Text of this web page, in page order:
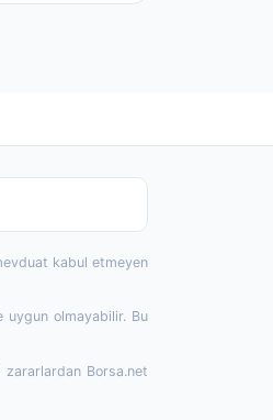
kabul etmeyen
uygun olmayabilir. Bu
zararlardan Borsa.net